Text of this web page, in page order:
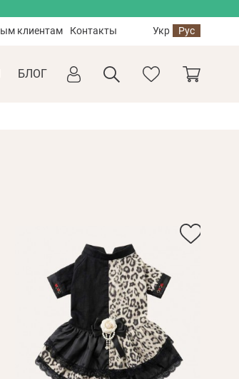
клиентам Контакты Укр Рус
БЛОГ